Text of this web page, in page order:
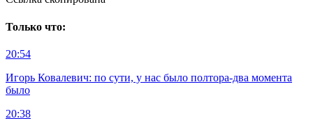
Только что:
20:54
Игорь Ковалевич: по сути, у нас было полтора-два момента
было
20:38